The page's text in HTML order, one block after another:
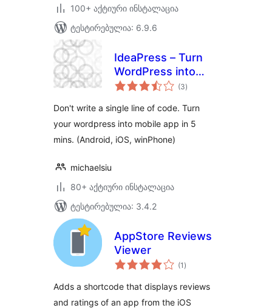
100+ აქტიური ინსტალაცია
ტესტირებულია: 6.9.6
IdeaPress – Turn
WordPress into
Mobile Apps
WinPhone)
(3საერთო
რეიტინგი
)
Don't write a single line of code. Turn
your wordpress into mobile app in 5
mins. (Android, iOS, winPhone)
michaelsiu
80+ აქტიური ინსტალაცია
ტესტირებულია: 3.4.2
AppStore Reviews
Viewer
(1 საერთო
რეიტინგი
)
Adds a shortcode that displays reviews
and ratings of an app from the iOS